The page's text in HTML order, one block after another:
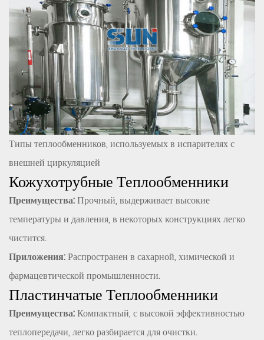
Типы теплообменников, используемых в испарителях с
внешней циркуляцией
Кожухотрубные Теплообменники
Преимущества:Прочный, выдерживает высокие
температуры и давления, в некоторых конструкциях легко
чистится.
Приложения:Распространен в сахарной, химической и
фармацевтической промышленности.
Пластинчатые Теплообменники
Преимущества:Компактный, с высокой эффективностью
теплопередачи, легко разбирается для очистки.